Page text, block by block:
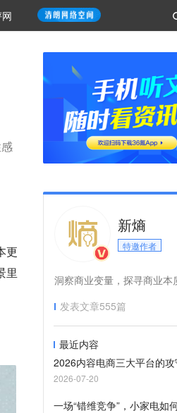
更
里
新熵
特邀作者
洞察商业变量，探寻商业本
发表文章555篇
最近内容
2026内容电商三大平台的
2026-07-20
一场“错维竞争”，小家电如